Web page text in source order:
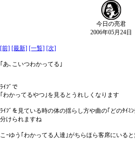
今日の亮君
2006年05月24日
[前] [最新] [一覧] [次]
｢あ､こいつわかってる｣
ﾗｲﾌﾞで
｢わかってるやつ｣を見るとうれしくなります
ﾗｲﾌﾞを見ている時の体の揺らし方や曲の｢どのﾀｲﾐ
分けられますね
こｰゆう｢わかってる人達｣がちらほら客席にいる